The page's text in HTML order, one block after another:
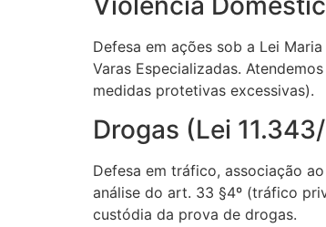
Defesa em ações sob a Lei
Varas Especializadas.
medidas protetivas excessivas).
Drogas (Lei
Defesa em tráfico, associação
análise do art. 33 §4º (tráfico
custódia da prova de drogas.